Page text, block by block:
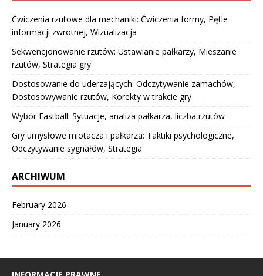
Ćwiczenia rzutowe dla mechaniki: Ćwiczenia formy, Pętle
informacji zwrotnej, Wizualizacja
Sekwencjonowanie rzutów: Ustawianie pałkarzy, Mieszanie
rzutów, Strategia gry
Dostosowanie do uderzających: Odczytywanie zamachów,
Dostosowywanie rzutów, Korekty w trakcie gry
Wybór Fastball: Sytuacje, analiza pałkarza, liczba rzutów
Gry umysłowe miotacza i pałkarza: Taktiki psychologiczne,
Odczytywanie sygnałów, Strategia
ARCHIWUM
February 2026
January 2026